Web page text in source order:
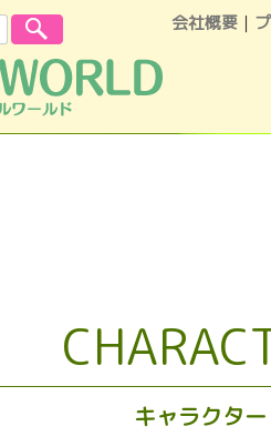
会社概要 ｜
キャラクター